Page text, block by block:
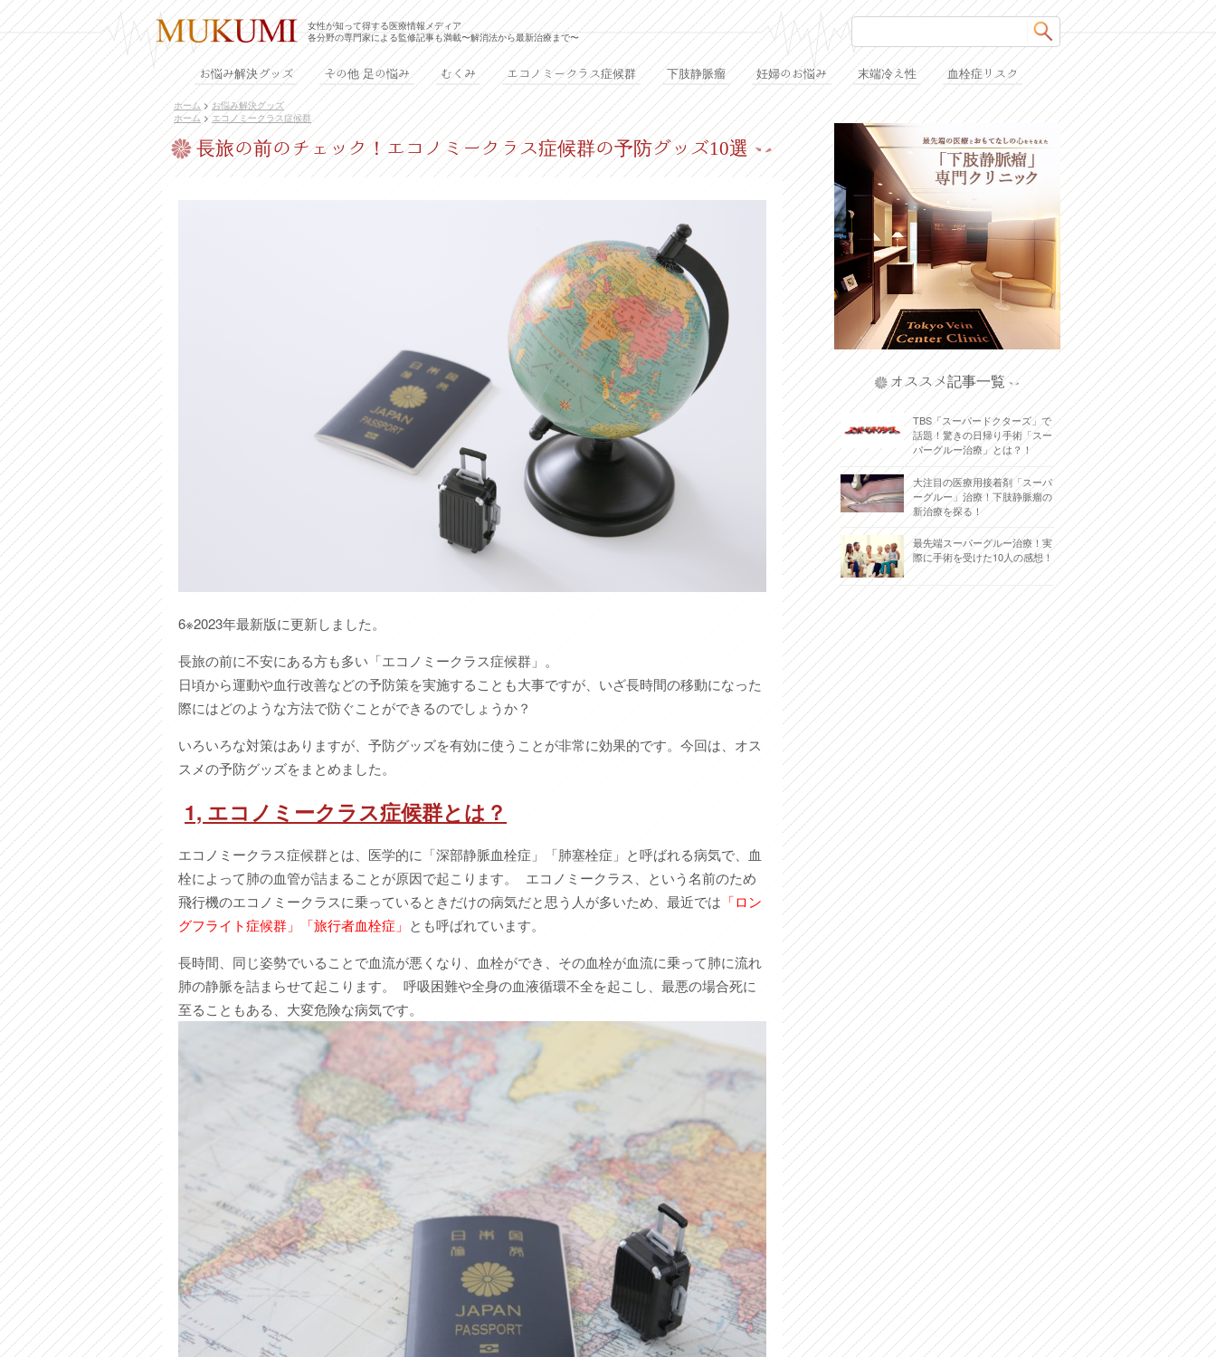
女性が知って得する医療情報メディア
各分野の専門家による監修記事も満載〜解消法から最新治療まで〜
お悩み解決グッズ その他 足の悩み むくみ エコノミークラス症候群 下肢静脈瘤 妊婦のお悩み 末端冷え性 血栓症リスク
ホーム >お悩み解決グッズ
ホーム >エコノミークラス症候群
長旅の前のチェック！エコノミークラス症候群の予防グッズ10選
6※2023年最新版に更新しました。
長旅の前に不安にある方も多い「エコノミークラス症候群」。
日頃から運動や血行改善などの予防策を実施することも大事ですが、いざ長時間の移動になった
際にはどのような方法で防ぐことができるのでしょうか？
いろいろな対策はありますが、予防グッズを有効に使うことが非常に効果的です。今回は、オス
スメの予防グッズをまとめました。
1, エコノミークラス症候群とは？
エコノミークラス症候群とは、医学的に「深部静脈血栓症」「肺塞栓症」と呼ばれる病気で、血
栓によって肺の血管が詰まることが原因で起こります。 エコノミークラス、という名前のため
飛行機のエコノミークラスに乗っているときだけの病気だと思う人が多いため、最近では 「ロン
グフライト症候群」「旅行者血栓症」 とも呼ばれています。
長時間、同じ姿勢でいることで血流が悪くなり、血栓ができ、その血栓が血流に乗って肺に流れ
肺の静脈を詰まらせて起こります。 呼吸困難や全身の血液循環不全を起こし、最悪の場合死に
至ることもある、大変危険な病気です。
オススメ記事一覧
TBS「スーパードクターズ」で
話題！驚きの日帰り手術「スー
パーグルー治療」とは？！
大注目の医療用接着剤「スーパ
ーグルー」治療！下肢静脈瘤の
新治療を探る！
最先端スーパーグルー治療！実
際に手術を受けた10人の感想！